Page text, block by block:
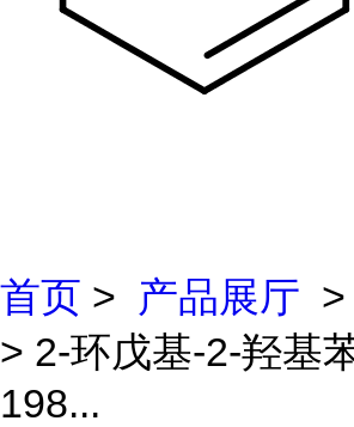
首页 > 产品展厅 >
> 2-环戊基-2-羟基
198...